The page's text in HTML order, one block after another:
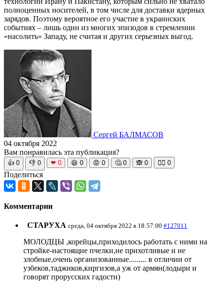
полноценных носителей, в том числе для доставки ядерных
зарядов. Поэтому вероятное его участие в украинских
событиях – лишь один из многих эпизодов в стремлении
«насолить» Западу, не считая и других серьезных выгод.
Сергей БАЛМАСОВ
04 октября 2022
Вам понравилась эта публикация?
👍 0 👎 0 ❤ 0 😆 0 😡 0 🤔 0 🙈 0 🧘‍♀️ 0
Поделиться
Комментарии
СТАРУХА среда, 04 октября 2022 в 18:57:00 #127011
МОЛОДЦЫ ,корейцы,приходилось работать с ними на
стройке-настоящие пчелки,не прихотливые и не
злобные,очень организованные......... в отличии от
узбеков,таджиков,киргизов,а уж от армян(лодыри и
говорят прорусских гадости)